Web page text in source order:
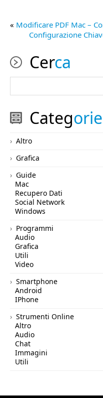
« Modificare PDF Mac –
Configurazione
Cerca
Categorie
Altro
Grafica
Guide
Mac
Recupero Dati
Social Network
Windows
Programmi
Audio
Grafica
Utili
Video
Smartphone
Android
IPhone
Strumenti Online
Altro
Audio
Chat
Immagini
Utili